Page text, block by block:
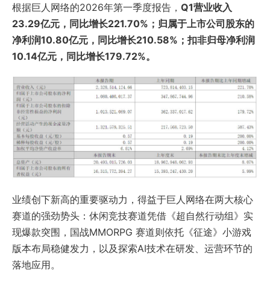
根据巨人网络的2026年第一季度报告， Q1营业收入
23.29亿元，同比增长221.70%；归属于上市公司股东的
净利润10.80亿元，同比增长210.58%；扣非归母净利润
10.14亿元，同比增长179.72%。
业绩创下新高的重要驱动力，得益于巨人网络在两大核心
赛道的强劲势头：休闲竞技赛道凭借《超自然行动组》实
现爆款突围，国战MMORPG 赛道则依托《征途》小游戏
版本布局稳健发力，以及探索AI技术在研发、运营环节的
落地应用。